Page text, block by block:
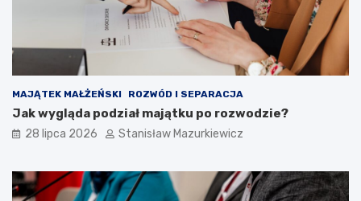
MAJĄTEK MAŁŻEŃSKI ROZWÓD I SEPARACJA
Jak wygląda podział majątku po rozwodzie?
28 lipca 2026 Stanisław Mazurkiewicz